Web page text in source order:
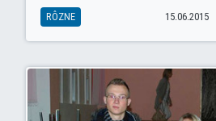
RÔZNE 15.06.2015